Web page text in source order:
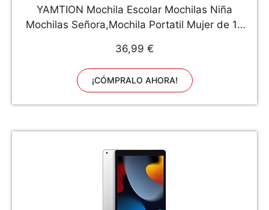
YAMTION Mochila Escolar Mochilas Niña
Mochilas Señora,Mochila Portatil Mujer de 17
Puerto USB
36,99 €
¡CÓMPRALO AHORA!